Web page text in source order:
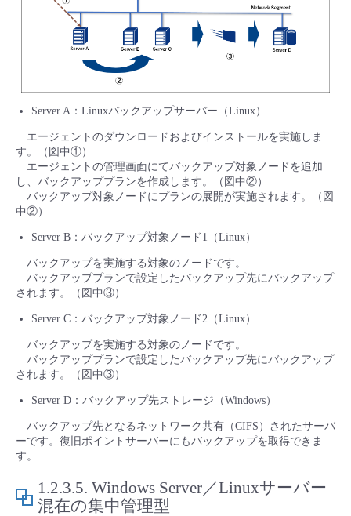
Server A：Linuxバックアップサーバー（Linux）
エージェントのダウンロードおよびインストールを実施しま
す。（図中①）
エージェントの管理画面にてバックアップ対象ノードを追加
し、バックアッププランを作成します。（図中②）
バックアップ対象ノードにプランの展開が実施されます。（図
中②）
Server B：バックアップ対象ノード1（Linux）
バックアップを実施する対象のノードです。
バックアッププランで設定したバックアップ先にバックアップ
されます。（図中③）
Server C：バックアップ対象ノード2（Linux）
バックアップを実施する対象のノードです。
バックアッププランで設定したバックアップ先にバックアップ
されます。（図中③）
Server D：バックアップ先ストレージ（Windows）
バックアップ先となるネットワーク共有（CIFS）されたサーバ
ーです。復旧ポイントサーバーにもバックアップを取得できま
す。
1.2.3.5. Windows Server／Linuxサーバー
混在の集中管理型